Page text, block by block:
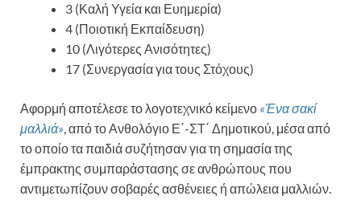
3 (Καλή Υγεία και Ευημερία)
4 (Ποιοτική Εκπαίδευση)
10 (Λιγότερες Ανισότητες)
17 (Συνεργασία για τους Στόχους)
Αφορμή αποτέλεσε το λογοτεχνικό κείμενο «Ένα σακί
μαλλιά», από το Ανθολόγιο Ε΄-ΣΤ΄ Δημοτικού, μέσα από
το οποίο τα παιδιά συζήτησαν για τη σημασία της
έμπρακτης συμπαράστασης σε ανθρώπους που
αντιμετωπίζουν σοβαρές ασθένειες ή απώλεια μαλλιών.